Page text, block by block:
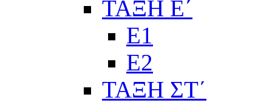
ΤΑΞΗ Ε΄
Ε1
Ε2
ΤΑΞΗ ΣΤ΄